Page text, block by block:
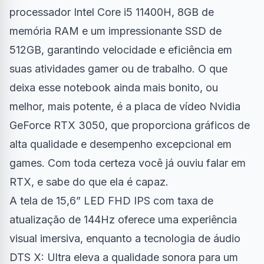
processador Intel Core i5 11400H, 8GB de
memória RAM e um impressionante SSD de
512GB, garantindo velocidade e eficiência em
suas atividades gamer ou de trabalho. O que
deixa esse notebook ainda mais bonito, ou
melhor, mais potente, é a placa de vídeo Nvidia
GeForce RTX 3050, que proporciona gráficos de
alta qualidade e desempenho excepcional em
games. Com toda certeza você já ouviu falar em
RTX, e sabe do que ela é capaz.
A tela de 15,6” LED FHD IPS com taxa de
atualização de 144Hz oferece uma experiência
visual imersiva, enquanto a tecnologia de áudio
DTS X: Ultra eleva a qualidade sonora para um